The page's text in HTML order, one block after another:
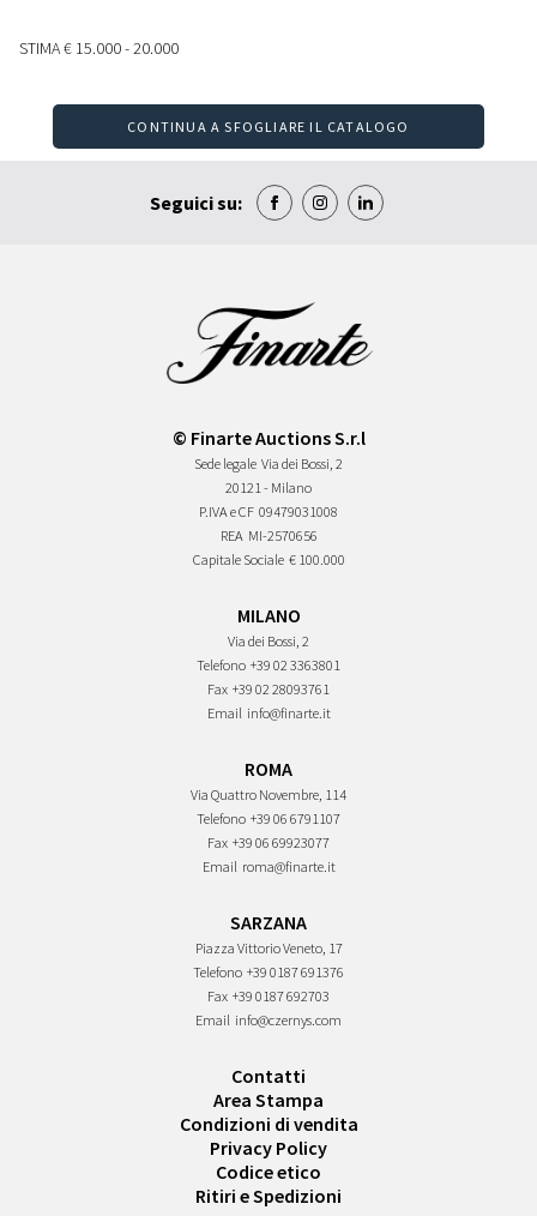
STIMA€ 15.000 - 20.000
CONTINUA A SFOGLIARE IL CATALOGO
Seguici su:
© Finarte Auctions S.r.l
Sede legale Via dei Bossi, 2
20121 - Milano
P.IVA e CF 09479031008
REA MI-2570656
Capitale Sociale € 100.000
MILANO
Via dei Bossi, 2
Telefono +39 02 3363801
Fax +39 02 28093761
Email info@finarte.it
ROMA
Via Quattro Novembre, 114
Telefono +39 06 6791107
Fax +39 06 69923077
Email roma@finarte.it
SARZANA
Piazza Vittorio Veneto, 17
Telefono +39 0187 691376
Fax +39 0187 692703
Email info@czernys.com
Contatti
Area Stampa
Condizioni di vendita
Privacy Policy
Codice etico
Ritiri e Spedizioni